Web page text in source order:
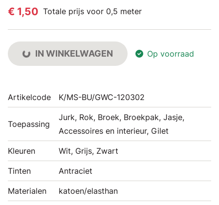
€ 1,50 Totale prijs voor 0,5 meter
IN WINKELWAGEN Op voorraad
Artikelcode K/MS-BU/GWC-120302
Toepassing
Jurk, Rok, Broek, Broekpak, Jasje,
Accessoires en interieur, Gilet
Kleuren Wit, Grijs, Zwart
Tinten Antraciet
Materialen katoen/elasthan